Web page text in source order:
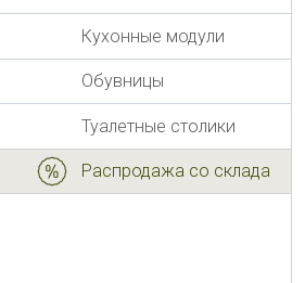
Кухонные модули
Обувницы
Туалетные столики
Распродажа со склада